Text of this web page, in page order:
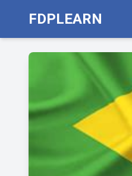
FDPLEARN